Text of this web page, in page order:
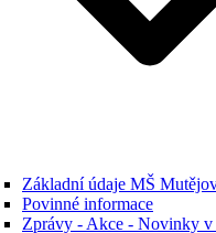
Základní údaje MŠ
Povinné informace
Zprávy - Akce - Novinky v